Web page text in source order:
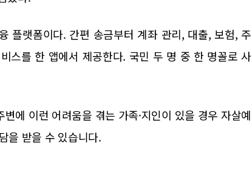
플랫폼이다. 간편 송금부터 계좌 관리, 대출, 보험, 주
스를 한 앱에서 제공한다. 국민 두 명 중 한 명꼴로 사
에 이런 어려움을 겪는 가족·지인이 있을 경우 자살예
을 받을 수 있습니다.